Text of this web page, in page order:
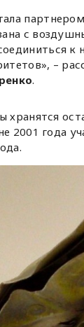
с
–
.
хранятся
2001 года